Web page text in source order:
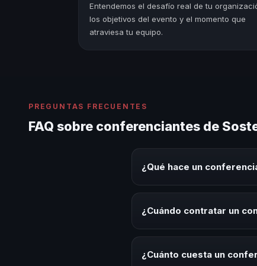
Entendemos el desafío real de tu
los objetivos del evento y el momento que
atraviesa tu equipo.
PREGUNTAS FRECUENTES
FAQ sobre conferenciantes de
¿Qué hace un
herramientas aplicables para
¿Cuándo contratar un
con esta temática.
¿Cuánto cuesta un